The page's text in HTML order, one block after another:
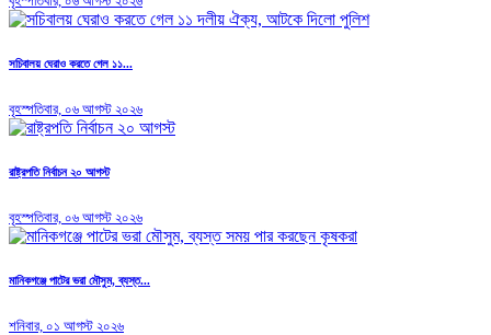
সচিবালয় ঘেরাও করতে গেল ১১...
বৃহস্পতিবার, ০৬ আগস্ট ২০২৬
রাষ্ট্রপতি নির্বাচন ২০ আগস্ট
বৃহস্পতিবার, ০৬ আগস্ট ২০২৬
মানিকগঞ্জে পাটের ভরা মৌসুম, ব্যস্ত...
শনিবার, ০১ আগস্ট ২০২৬